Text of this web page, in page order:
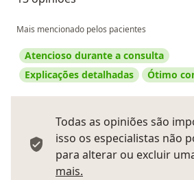
Mais mencionado pelos pacientes
Atencioso durante a consulta
Explicações detalhadas
Ótimo
Todas as opiniões são
isso os especialistas não
para alterar ou excluir
mais.